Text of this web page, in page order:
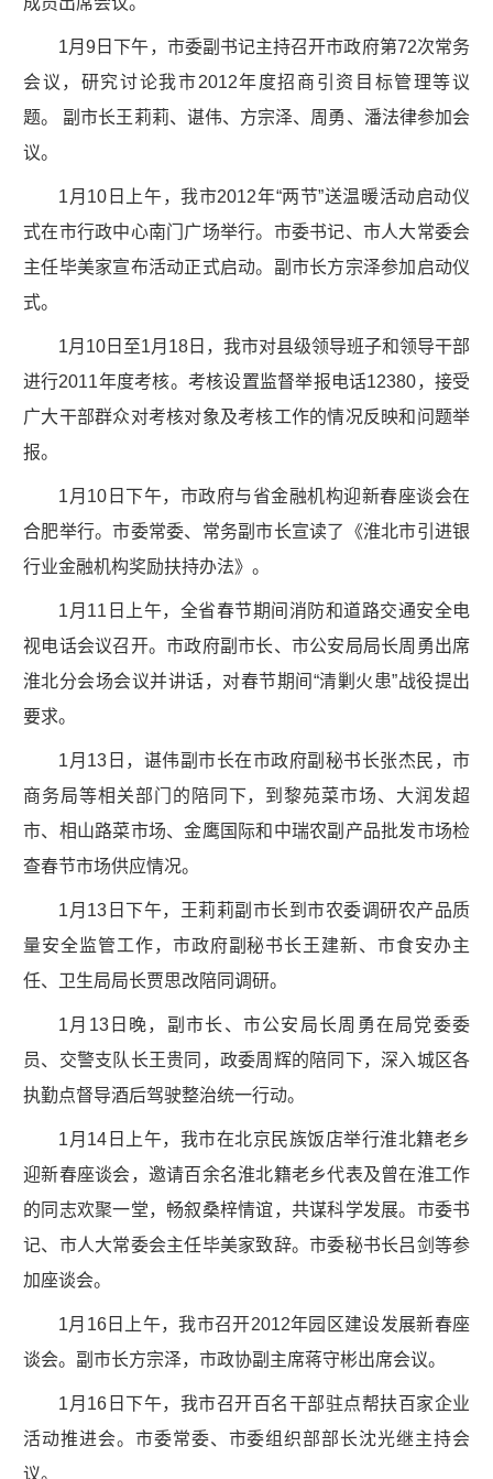
1月9日下午，市委副书记主持召开市政府第72次常务
会议，研究讨论我市2012年度招商引资目标管理等议
题。 副市长王莉莉、谌伟、方宗泽、周勇、潘法律参加会
议。
1月10日上午，我市2012年“两节”送温暖活动启动仪
式在市行政中心南门广场举行。市委书记、市人大常委会
主任毕美家宣布活动正式启动。副市长方宗泽参加启动仪
式。
1月10日至1月18日，我市对县级领导班子和领导干部
进行2011年度考核。考核设置监督举报电话12380，接受
广大干部群众对考核对象及考核工作的情况反映和问题举
报。
1月10日下午，市政府与省金融机构迎新春座谈会在
合肥举行。市委常委、常务副市长宣读了《淮北市引进银
行业金融机构奖励扶持办法》。
1月11日上午，全省春节期间消防和道路交通安全电
视电话会议召开。市政府副市长、市公安局局长周勇出席
淮北分会场会议并讲话，对春节期间“清剿火患”战役提出
要求。
1月13日，谌伟副市长在市政府副秘书长张杰民，市
商务局等相关部门的陪同下，到黎苑菜市场、大润发超
市、相山路菜市场、金鹰国际和中瑞农副产品批发市场检
查春节市场供应情况。
1月13日下午，王莉莉副市长到市农委调研农产品质
量安全监管工作，市政府副秘书长王建新、市食安办主
任、卫生局局长贾思改陪同调研。
1月13日晚，副市长、市公安局长周勇在局党委委
员、交警支队长王贵同，政委周辉的陪同下，深入城区各
执勤点督导酒后驾驶整治统一行动。
1月14日上午，我市在北京民族饭店举行淮北籍老乡
迎新春座谈会，邀请百余名淮北籍老乡代表及曾在淮工作
的同志欢聚一堂，畅叙桑梓情谊，共谋科学发展。市委书
记、市人大常委会主任毕美家致辞。市委秘书长吕剑等参
加座谈会。
1月16日上午，我市召开2012年园区建设发展新春座
谈会。副市长方宗泽，市政协副主席蒋守彬出席会议。
1月16日下午，我市召开百名干部驻点帮扶百家企业
活动推进会。市委常委、市委组织部部长沈光继主持会
议。